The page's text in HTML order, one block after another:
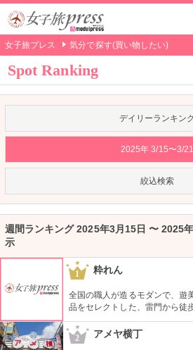
女子旅プレス 気分で探す(買い物したい)
Spot Ranking
デイリーランキン
2025年 3/15〜3/21
絞込検索
週間ランキング 2025年3月15日 〜 2025
示
1 粋れん
全国の職人が造るモダンで、遊
品をセレクトした、雷門から徒
屋。都内でも、このお店しか置
めるので、粋な雑貨を探すのが
2 アメヤ横丁